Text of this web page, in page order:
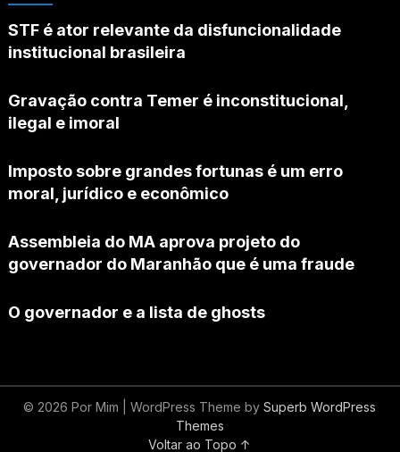
STF é ator relevante da disfuncionalidade
institucional brasileira
Gravação contra Temer é inconstitucional,
ilegal e imoral
Imposto sobre grandes fortunas é um erro
moral, jurídico e econômico
Assembleia do MA aprova projeto do
governador do Maranhão que é uma fraude
O governador e a lista de ghosts
© 2026 Por Mim | WordPress Theme bySuperb WordPress
Themes
Voltar ao Topo ↑